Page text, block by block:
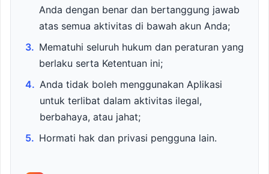
Anda dengan benar dan bertanggung jawab
atas semua aktivitas di bawah akun Anda;
3. Mematuhi seluruh hukum dan peraturan yang
berlaku serta Ketentuan ini;
4. Anda tidak boleh menggunakan Aplikasi
untuk terlibat dalam aktivitas ilegal,
berbahaya, atau jahat;
5. Hormati hak dan privasi pengguna lain.